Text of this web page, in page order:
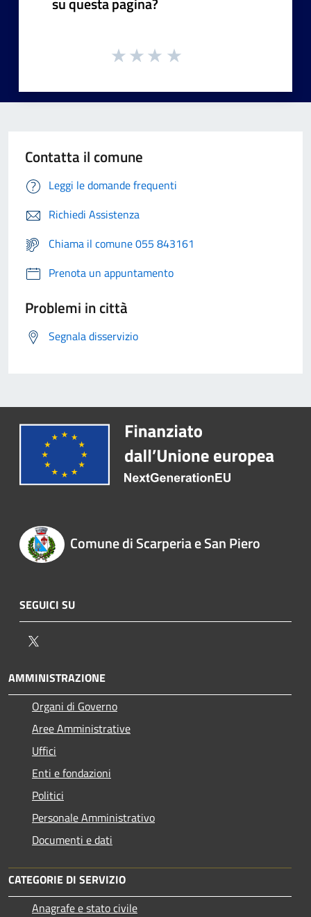
Contatta il comune
Leggi le domande frequenti
Richiedi Assistenza
Chiama il comune 055 843161
Prenota un appuntamento
Problemi in città
Segnala disservizio
Comune di Scarperia e San Piero
SEGUICI SU
AMMINISTRAZIONE
Organi di Governo
Aree Amministrative
Uffici
Enti e fondazioni
Politici
Personale Amministrativo
Documenti e dati
CATEGORIE DI SERVIZIO
Anagrafe e stato civile